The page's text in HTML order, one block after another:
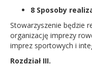
8 Sposoby
Stowarzyszenie będzie
organizację imprezy
imprez sportowych i
Rozdział III.